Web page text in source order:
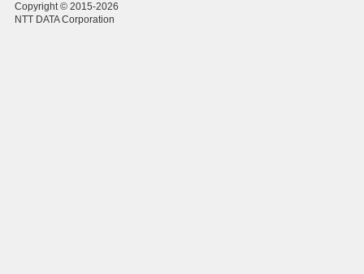
Copyright © 2015-2026
NTT DATA Corporation